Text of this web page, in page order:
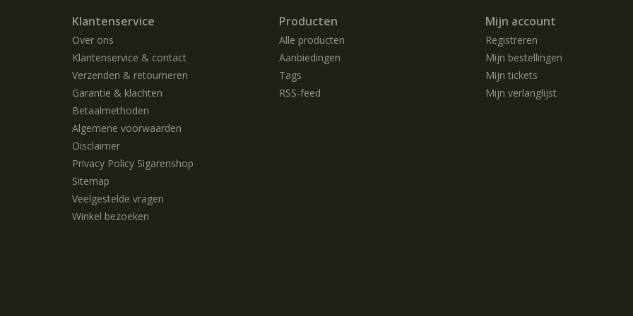
Klantenservice
Over ons
Klantenservice & contact
Verzenden & retourneren
Garantie & klachten
Betaalmethoden
Algemene voorwaarden
Disclaimer
Privacy Policy Sigarenshop
Sitemap
Veelgestelde vragen
Winkel bezoeken
Producten
Alle producten
Aanbiedingen
Tags
RSS-feed
Mijn account
Registreren
Mijn bestellingen
Mijn tickets
Mijn verlanglijst